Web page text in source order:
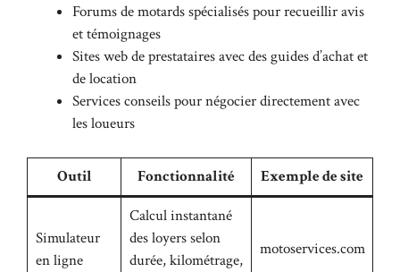
Forums de motards spécialisés pour recueillir avis
et témoignages
Sites web de prestataires avec des guides d’achat et
de location
Services conseils pour négocier directement avec
les loueurs
Outil Fonctionnalité Exemple de site
Simulateur
en ligne
Calcul instantané
des loyers selon
durée, kilométrage,
motoservices.com